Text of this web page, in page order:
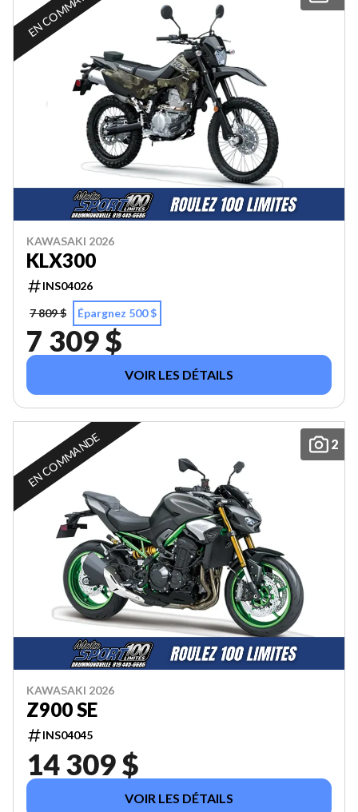
KAWASAKI 2026
KLX300
INS04026
7 809 $
Épargnez 500 $
7 309 $
VOIR LES DÉTAILS
2
EN COMMANDE
KAWASAKI 2026
Z900 SE
INS04045
14 309 $
VOIR LES DÉTAILS